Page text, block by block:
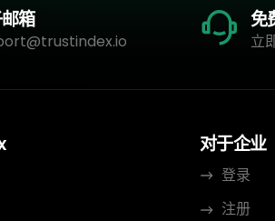
箱 免
立
对于企业
登录
注册